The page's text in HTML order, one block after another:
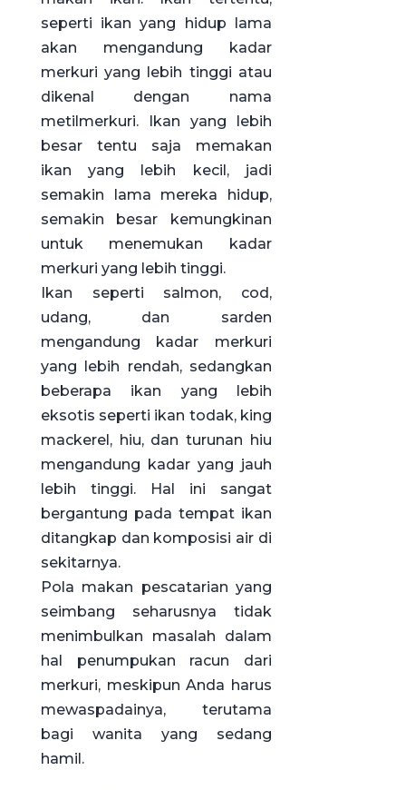
seperti ikan yang hidup lama
akan mengandung kadar
merkuri yang lebih tinggi atau
dikenal dengan nama
metilmerkuri. Ikan yang lebih
besar tentu saja memakan
ikan yang lebih kecil, jadi
semakin lama mereka hidup,
semakin besar kemungkinan
untuk menemukan kadar
merkuri yang lebih tinggi.
Ikan seperti salmon, cod,
udang, dan sarden
mengandung kadar merkuri
yang lebih rendah, sedangkan
beberapa ikan yang lebih
eksotis seperti ikan todak, king
mackerel, hiu, dan turunan hiu
mengandung kadar yang jauh
lebih tinggi. Hal ini sangat
bergantung pada tempat ikan
ditangkap dan komposisi air di
sekitarnya.
Pola makan pescatarian yang
seimbang seharusnya tidak
menimbulkan masalah dalam
hal penumpukan racun dari
merkuri, meskipun Anda harus
mewaspadainya, terutama
bagi wanita yang sedang
hamil.